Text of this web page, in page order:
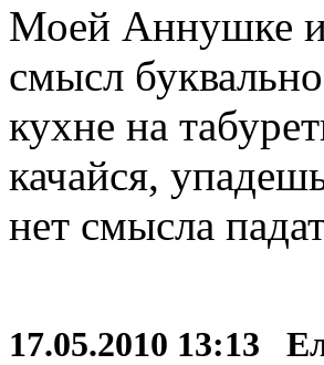
Моей Аннушке
смысл
кухне на
качайся,
нет смысла
17.05.2010 13:13